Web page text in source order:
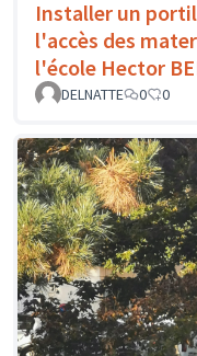
Installer un
l'accès des
l'école Hector
DELNATTE 0 0